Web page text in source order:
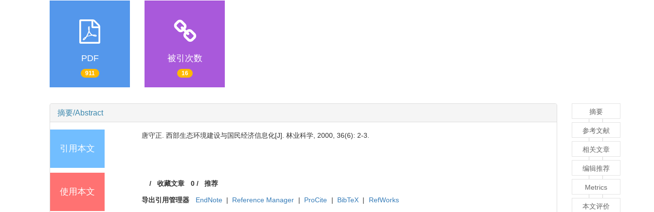
PDF
911
被引次数
16
摘要/Abstract
引用本文
唐守正. 西部生态环境建设与国民经济信息化[J]. 林业科学, 2000, 36(6): 2-3.
使用本文
/收藏文章 0/ 推荐
导出引用管理器 EndNote | Reference Manager | ProCite | BibTeX | RefWorks
摘要
参考文献
相关文章
编辑推荐
Metrics
本文评价